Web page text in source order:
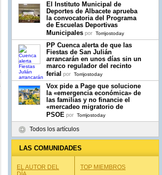
El Instituto Municipal de
Deportes de Albacete aprueba
la convocatoria del Programa
de Escuelas Deportivas
Municipales por Torrijostoday
PP Cuenca alerta de que las
Fiestas de San Julián
arrancarán en unos días sin un
marco regulador del recinto
ferial por Torrijostoday
Vox pide a Page que solucione
la «emergencia económica» de
las familias y no financie el
«mercadeo migratorio de
PSOE por Torrijostoday
Todos los artículos
LAS COMUNIDADES
EL AUTOR DEL
TOP MIEMBROS